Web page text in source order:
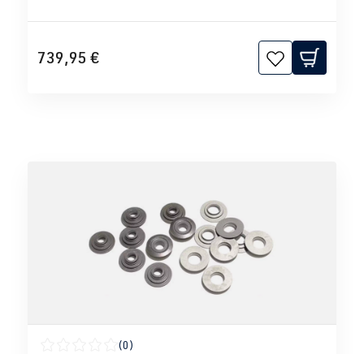
739,95 €
(0)